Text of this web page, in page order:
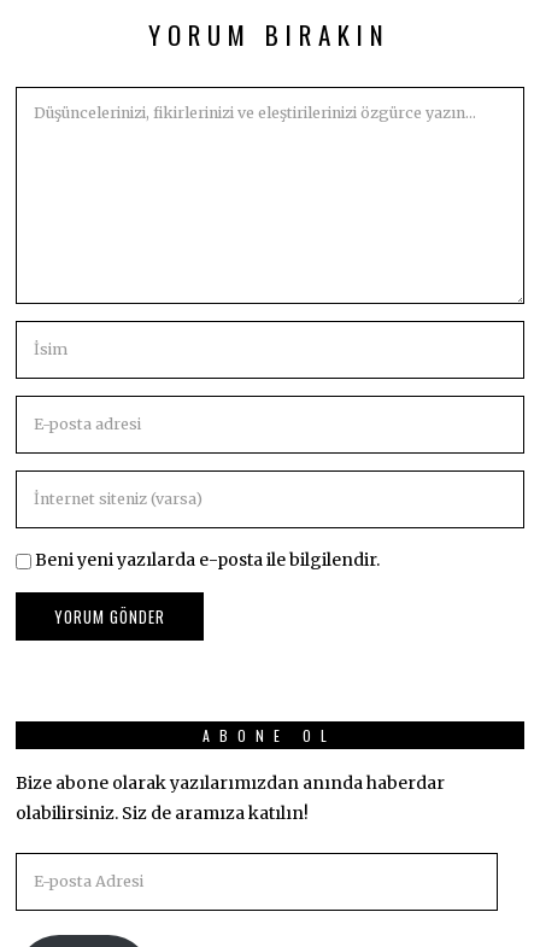
YORUM BIRAKIN
Beni yeni yazılarda e-posta ile bilgilendir.
ABONE OL
Bize abone olarak yazılarımızdan anında haberdar
olabilirsiniz. Siz de aramıza katılın!
posta